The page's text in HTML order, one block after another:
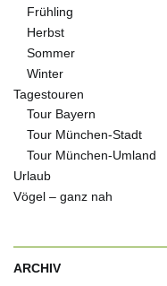
Frühling
Herbst
Sommer
Winter
Tagestouren
Tour Bayern
Tour München-Stadt
Tour München-Umland
Urlaub
Vögel – ganz nah
ARCHIV